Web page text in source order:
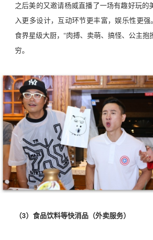
之后美的又邀请杨威直播了一场有趣好玩的
入更多设计，互动环节更丰富，娱乐性更
食界星级大厨，“肉搏、卖萌、搞怪、公主抱
穷。
（3）食品饮料等快消品（外卖服务）